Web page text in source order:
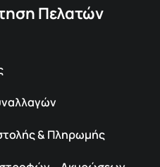
Πελατών
& Πληρωμής